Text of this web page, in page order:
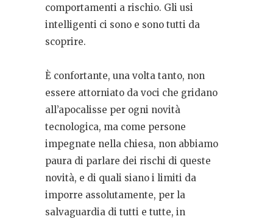
comportamenti a rischio. Gli usi
intelligenti ci sono e sono tutti da
scoprire.
È confortante, una volta tanto, non
essere attorniato da voci che gridano
all’apocalisse per ogni novità
tecnologica, ma come persone
impegnate nella chiesa, non abbiamo
paura di parlare dei rischi di queste
novità, e di quali siano i limiti da
imporre assolutamente, per la
salvaguardia di tutti e tutte, in